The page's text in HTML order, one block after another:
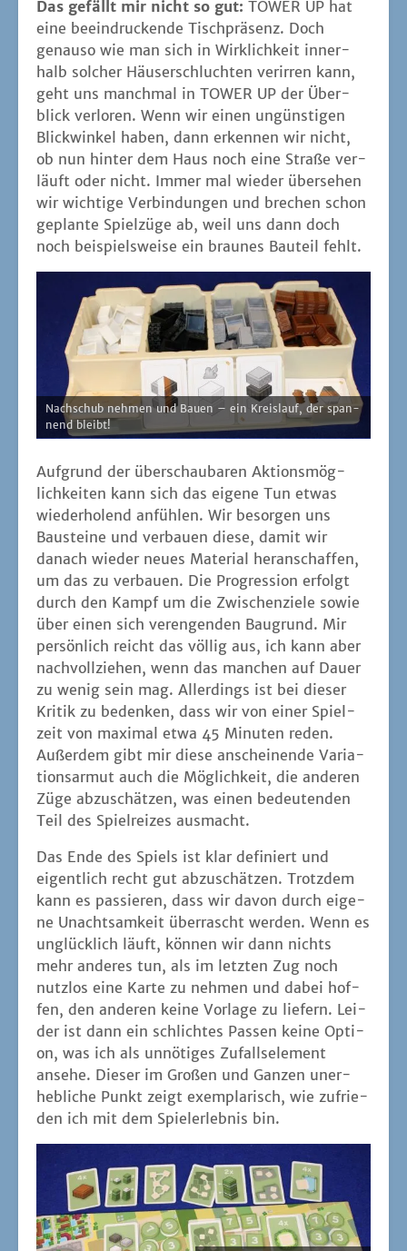
Das gefällt mir nicht so gut: TOWER UP hat
eine beein­dru­cken­de Tisch­prä­senz. Doch
genau­so wie man sich in Wirk­lich­keit inner­
halb sol­cher Häu­ser­schluch­ten ver­ir­ren kann,
geht uns manch­mal in TOWER UP der Über­
blick ver­lo­ren. Wenn wir einen ungüns­ti­gen
Blick­win­kel haben, dann erken­nen wir nicht,
ob nun hin­ter dem Haus noch eine Stra­ße ver­
läuft oder nicht. Immer mal wie­der über­se­hen
wir wich­ti­ge Ver­bin­dun­gen und bre­chen schon
geplan­te Spiel­zü­ge ab, weil uns dann doch
noch bei­spiels­wei­se ein brau­nes Bau­teil fehlt.
Nach­schub neh­men und Bau­en – ein Kreis­lauf, der span­
nend bleibt!
Auf­grund der über­schau­ba­ren Akti­ons­mög­
lich­kei­ten kann sich das eige­ne Tun etwas
wie­der­ho­lend anfüh­len. Wir besor­gen uns
Bau­stei­ne und ver­bau­en die­se, damit wir
danach wie­der neu­es Mate­ri­al her­an­schaf­fen,
um das zu ver­bau­en. Die Pro­gres­si­on erfolgt
durch den Kampf um die Zwi­schen­zie­le sowie
über einen sich ver­en­gen­den Bau­grund. Mir
per­sön­lich reicht das völ­lig aus, ich kann aber
nach­voll­zie­hen, wenn das man­chen auf Dau­er
zu wenig sein mag. Aller­dings ist bei die­ser
Kri­tik zu beden­ken, dass wir von einer Spiel­
zeit von maxi­mal etwa 45 Minu­ten reden.
Außer­dem gibt mir die­se anschei­nen­de Varia­
ti­ons­ar­mut auch die Mög­lich­keit, die ande­ren
Züge abzu­schät­zen, was einen bedeu­ten­den
Teil des Spiel­rei­zes ausmacht.
Das Ende des Spiels ist klar defi­niert und
eigent­lich recht gut abzu­schät­zen. Trotz­dem
kann es pas­sie­ren, dass wir davon durch eige­
ne Unacht­sam­keit über­rascht wer­den. Wenn es
unglück­lich läuft, kön­nen wir dann nichts
mehr ande­res tun, als im letz­ten Zug noch
nutz­los eine Kar­te zu neh­men und dabei hof­
fen, den ande­ren kei­ne Vor­la­ge zu lie­fern. Lei­
der ist dann ein schlich­tes Pas­sen kei­ne Opti­
on, was ich als unnö­ti­ges Zufalls­ele­ment
anse­he. Die­ser im Gro­ßen und Gan­zen uner­
heb­li­che Punkt zeigt exem­pla­risch, wie zufrie­
den ich mit dem Spiel­erleb­nis bin.